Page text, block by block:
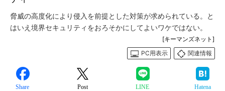
脅威の高度化により侵入を前提とした対策が求められている。と
はいえ境界セキュリティをおろそかにしてよいワケではない。
[キーマンズネット]
PC用表示
関連情報
Share Post LINE Hatena